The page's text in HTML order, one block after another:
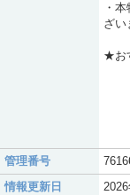
・
ざい
★お
管理番号
情報更新日